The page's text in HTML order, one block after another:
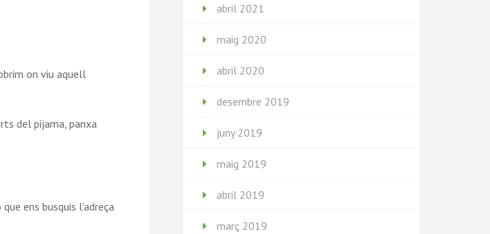
on viu aquell
del pijama, panxa
ens busquis l’adreça
abril 2021
maig 2020
abril 2020
desembre 2019
juny 2019
maig 2019
abril 2019
març 2019